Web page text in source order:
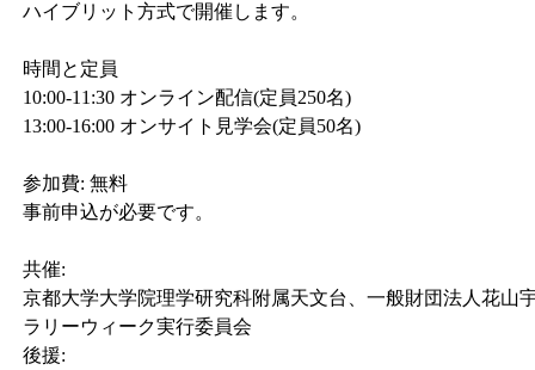
ハイブリット方式で開催します。
時間と定員
10:00-11:30 オンライン配信(定員250名)
13:00-16:00 オンサイト見学会(定員50名)
参加費: 無料
事前申込が必要です。
共催:
京都大学大学院理学研究科附属天文台、一般財団法人花山
ラリーウィーク実行委員会
後援: